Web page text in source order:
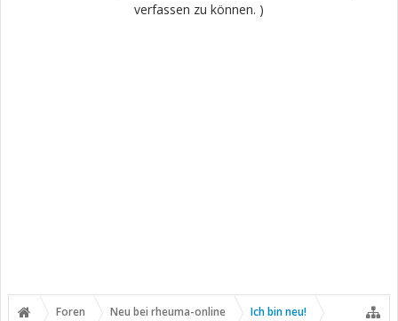
verfassen zu können. )
Foren Neu bei rheuma-online Ich bin neu!